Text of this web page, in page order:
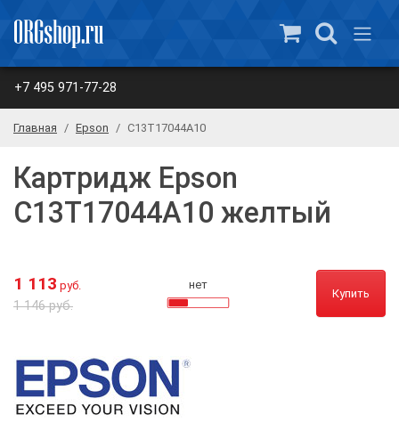
+7 495 971-77-28
Главная Epson C13T17044A10
Картридж Epson
C13T17044A10 желтый
1 113 руб.
1 146 руб.
нет
Купить